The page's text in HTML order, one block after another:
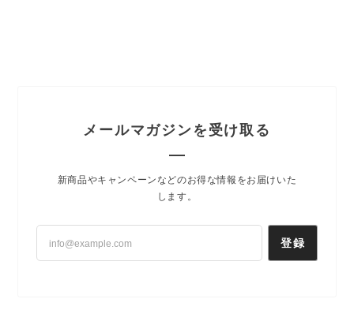
メールマガジンを受け取る
新商品やキャンペーンなどのお得な情報をお届けいた
します。
登録